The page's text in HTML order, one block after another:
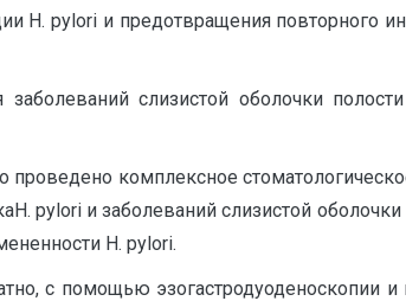
H. pylori и предотвращения повторного
заболеваний слизистой оболочки
комплексное
pylori и заболеваний слизистой
H. pylori.
с помощью эзогастродуоденоскопии и